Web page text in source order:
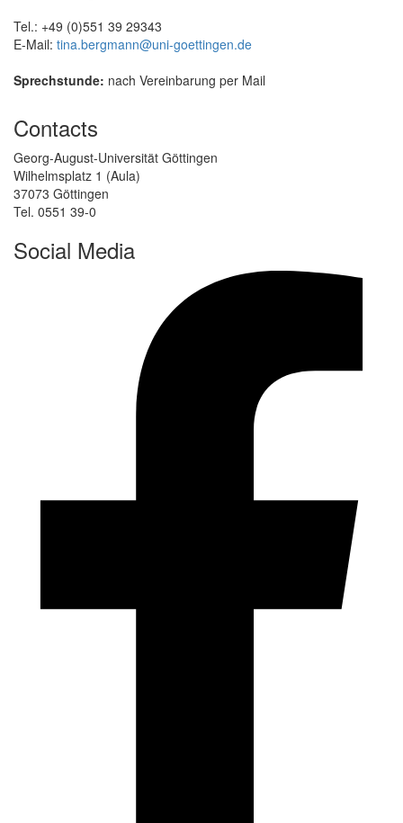
Tel.: +49 (0)551 39 29343
E-Mail: tina.bergmann@uni-goettingen.de
Sprechstunde: nach Vereinbarung per Mail
Contacts
Georg-August-Universität Göttingen
Wilhelmsplatz 1 (Aula)
37073 Göttingen
Tel. 0551 39-0
Social Media